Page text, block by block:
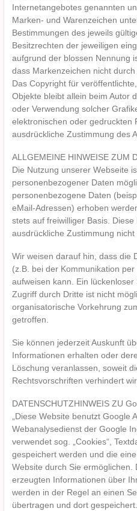
Internetangebotes genannten
Marken- und Warenzeichen
Bestimmungen des jeweils
Besitzrechten der jeweiligen
aufgrund der blossen Nennung
dass Markenzeichen nicht
Das Copyright für
Objekte bleibt allein beim Autor
oder Verwendung solcher
elektronischen oder gedruckten
ausdrückliche Zustimmung des
ALLGEMEINE HINWEISE ZUM
Die Nutzung unserer Webseite
personenbezogener Daten
personenbezogene Daten
eMail-Adressen) erhoben
stets auf freiwilliger Basis.
ausdrückliche Zustimmung nicht
Wir weisen darauf hin, dass die
(z.B. bei der Kommunikation
aufweisen kann. Ein
Zugriff durch Dritte ist nicht
organisatorische Vorkehrung
getroffen.
Sie können jederzeit Auskunft
Informationen erhalten oder
Löschung veranlassen, soweit
Rechtsvorschriften verhindert
DATENSCHUTZHINWEIS ZU
„Diese Website benutzt Google
Webanalysedienst der Google
verwendet sog. „Cookies“,
gespeichert werden und die
Website durch Sie ermöglichen.
erzeugten Informationen über
werden in der Regel an einen
übertragen und dort gespeichert.